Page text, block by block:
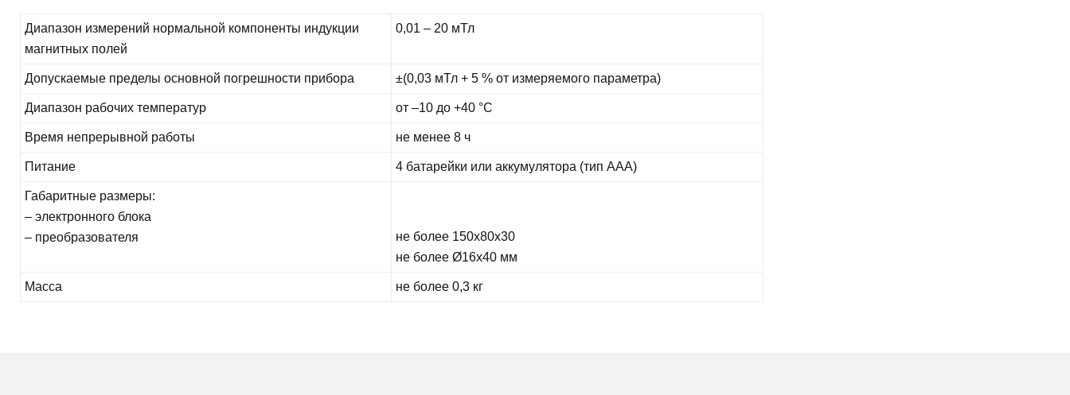
Диапазон измерений нормальной компоненты индукции
магнитных полей
0,01 – 20 мТл
Допускаемые пределы основной погрешности прибора ±(0,03 мТл + 5 % от измеряемого параметра)
Диапазон рабочих температур от –10 до +40 °С
Время непрерывной работы не менее 8 ч
Питание 4 батарейки или аккумулятора (тип ААА)
Габаритные размеры:
– электронного блока
– преобразователя
не более 150х80х30
не более Ø16х40 мм
Масса не более 0,3 кг